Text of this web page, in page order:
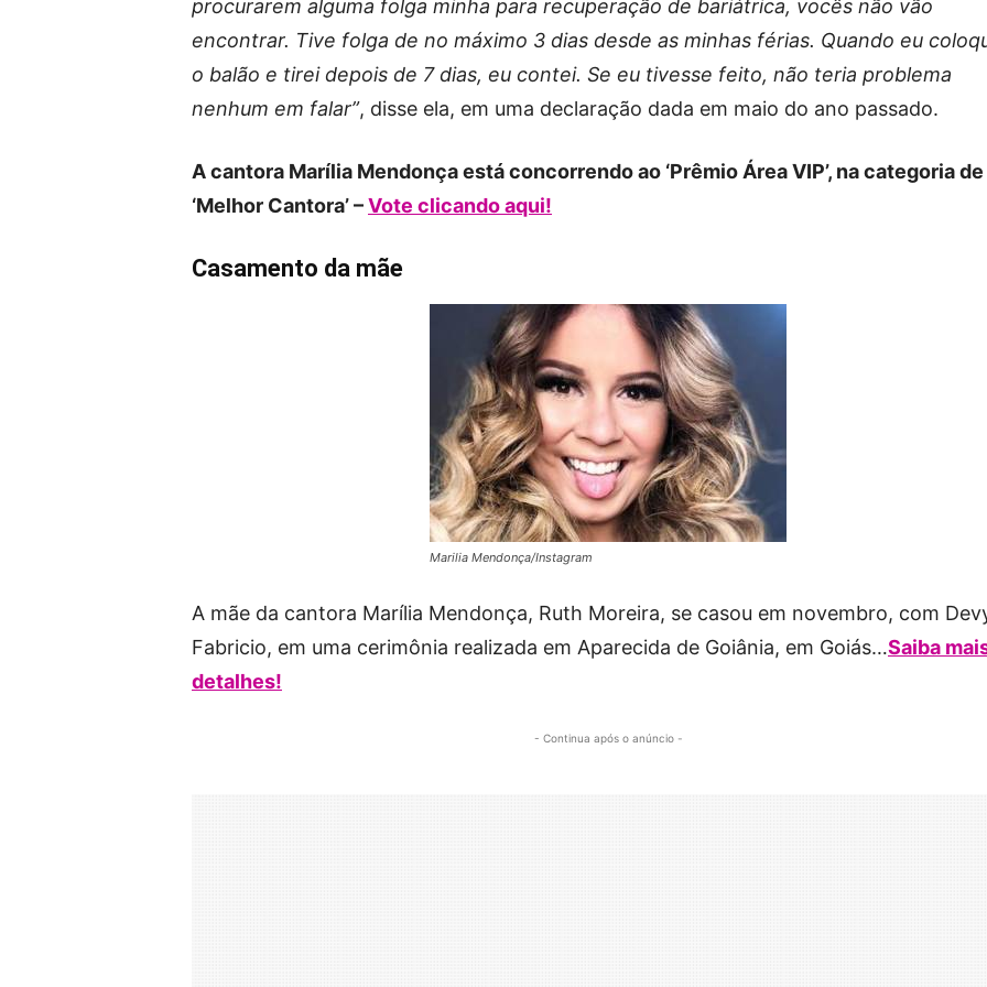
procurarem alguma folga minha para recuperação de bariátrica, vocês não vão
encontrar. Tive folga de no máximo 3 dias desde as minhas férias. Quando eu
o balão e tirei depois de 7 dias, eu contei. Se eu tivesse feito, não teria problema
nenhum em falar”, disse ela, em uma declaração dada em maio do ano passado.
A cantora Marília Mendonça está concorrendo ao ‘Prêmio Área VIP’, na categoria de
‘Melhor Cantora’ –Vote clicando aqui!
Casamento da mãe
Marilia Mendonça/Instagram
A mãe da cantora Marília Mendonça, Ruth Moreira, se casou em novembro, com
Fabricio, em uma cerimônia realizada em Aparecida de Goiânia, em Goiás…Saiba
detalhes!
- Continua após o anúncio -